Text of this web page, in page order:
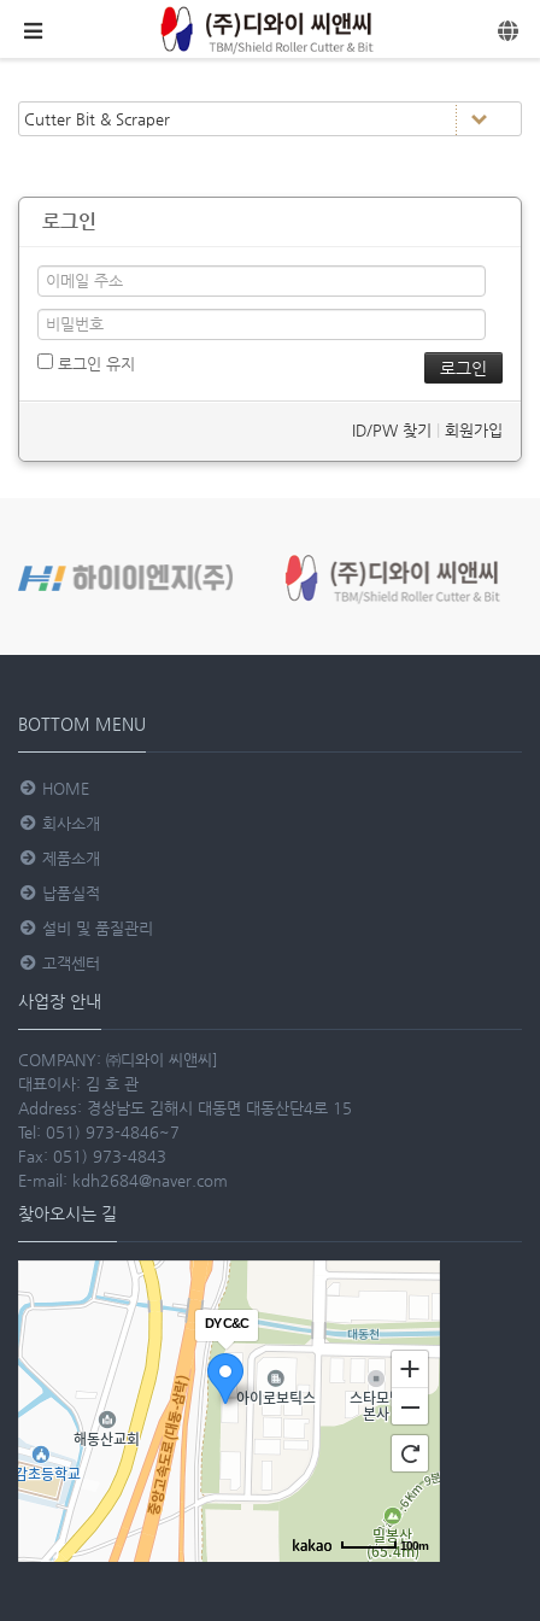
메뉴 건너뛰기
로그인
로그인 유지
ID/PW 찾기 회원가입
BOTTOM MENU
HOME
회사소개
제품소개
납품실적
설비 및 품질관리
고객센터
사업장 안내
COMPANY: ㈜디와이 씨앤씨]
대표이사: 김 호 관
Address: 경상남도 김해시 대동면 대동산단4로 15
Tel: 051) 973-4846~7
Fax: 051) 973-4843
E-mail: kdh2684@naver.com
찾아오시는 길
DY C&C
100m